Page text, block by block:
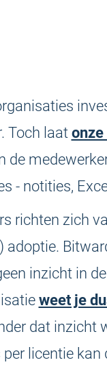
Toch laat
de
- notities,
richten zich
adoptie.
inzicht in
weet je
dat inzicht
licentie